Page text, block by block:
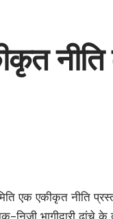
एक एकीकृत नीति